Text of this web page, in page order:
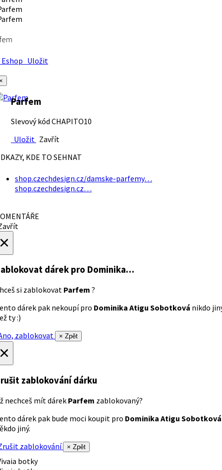
Uložit
Parfem
Slevový kód CHAPITO10
Uložit Zavřít
KDE TO SEHNAT
shop.czechdesign.cz/damske-parfemy…
shop.czechdesign.cz…
dárek pro Dominika…
si zablokovat Parfem ?
dárek pak nekoupí pro Dominika Atigu Sobotková nikdo
ty :)
zablokovat
× Zpět
zablokování dárku
nechceš mít dárek Parfem zablokovaný?
dárek pak bude moci koupit pro Dominika Atigu Sobotková
jiný.
zablokování
× Zpět